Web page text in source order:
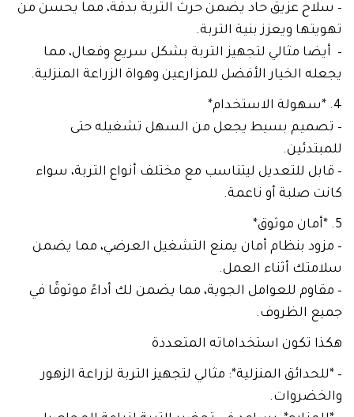
– سلاح عزيق حاد يضمن حرث التربة بدقة، مما يحسن من
تهويتها ويعزز بنية التربة.
– أيضا مثالي لتجهيز التربة بشكل سريع وفعال، مما
يجعله الخيار الأفضل للمزارعين وهواة الزراعة المنزلية.
4. *سهولة الاستخدام*
– تصميم بسيط يجعل من السهل تشغيله حتى
للمبتدئين.
– قابل للتعديل ليتناسب مع مختلف أنواع التربة، سواء
كانت صلبة أو ناعمة.
5. *أمان موثوق*
– مزود بنظام أمان يمنع التشغيل العرضي، مما يضمن
سلامتك أثناء العمل.
– مقاوم للعوامل الجوية، مما يضمن لك أداءً موثوقًا في
جميع الظروف.
هكذا تكون استخداماته المتعددة
– *للحدائق المنزلية*: مثالي لتجهيز التربة لزراعة الزهور
والخضروات.